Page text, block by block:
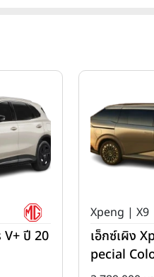
V+ ปี 20
Xpeng | X9
เอ็กซ์เผิง
pecial